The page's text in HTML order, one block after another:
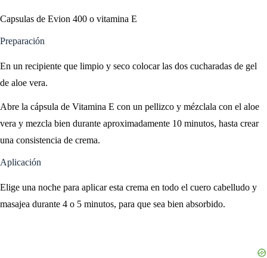
Capsulas de Evion 400 o vitamina E
Preparación
En un recipiente que limpio y seco colocar las dos cucharadas de gel
de aloe vera.
Abre la cápsula de Vitamina E con un pellizco y mézclala con el aloe
vera y mezcla bien durante aproximadamente 10 minutos, hasta crear
una consistencia de crema.
Aplicación
Elige una noche para aplicar esta crema en todo el cuero cabelludo y
masajea durante 4 o 5 minutos, para que sea bien absorbido.